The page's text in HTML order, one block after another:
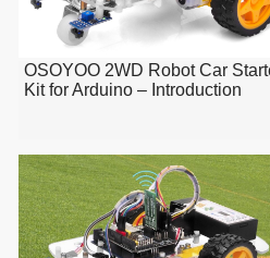
OSOYOO 2WD Robot Car
Kit for Arduino – Introduction